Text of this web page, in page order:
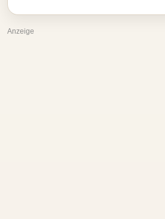
Anzeige